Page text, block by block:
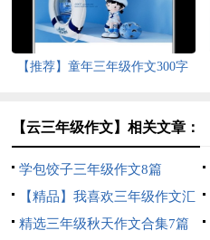
【推荐】童年三年级作文300字
【云三年级作文】相关文章：
学包饺子三年级作文8篇
【精品】我喜欢三年级作文汇
编五篇
精选三年级秋天作文合集7篇